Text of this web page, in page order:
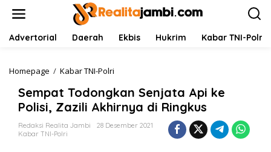
Advertorial Daerah Ekbis Hukrim Kabar TNI-Polri
Homepage / Kabar TNI-Polri
m
p
a
t
Sempat Todongkan Senjata Api ke
Polisi, Zazili Akhirnya di Ringkus
Redaksi Realita Jambi
28 Desember 2021
Kabar TNI-Polri